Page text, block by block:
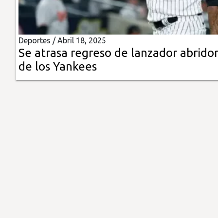
Insólitas
Multimedia
Impreso
Deportes /Abril 18, 2025
Se atrasa regreso de lanzador abridor
de los Yankees